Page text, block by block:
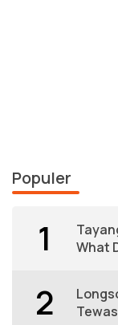
Populer
1
What
2